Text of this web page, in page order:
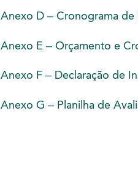
Anexo D – Cronograma de
Anexo E – Orçamento e
Anexo F – Declaração de
Anexo G – Planilha de